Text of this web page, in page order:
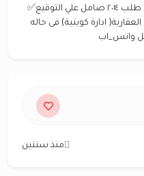
وخدمات مدخل مخرج سهل للبدل مع طلب ٢٠١٤ صامل علي التوقيع✅
شركة البادى العقارية( ادارة كويتية) فى حاله
واتس_اب
منذ سنتين